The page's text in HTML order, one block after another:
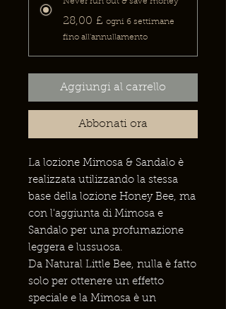
28,00 £ ogni 6 settimane
fino all'annullamento
Aggiungi al carrello
Abbonati ora
La lozione Mimosa & Sandalo è
realizzata utilizzando la stessa
base della lozione Honey Bee, ma
con l'aggiunta di Mimosa e
Sandalo per una profumazione
leggera e lussuosa.
Da Natural Little Bee, nulla è fatto
solo per ottenere un effetto
speciale e la Mimosa è un